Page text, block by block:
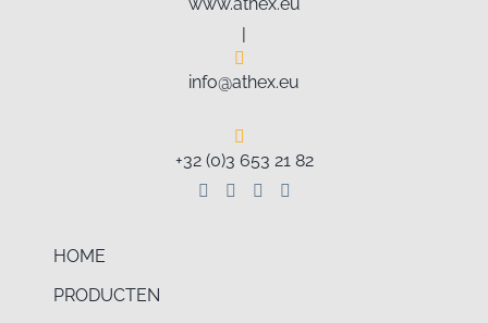
|
info@athex.eu
+32 (0)3 653 21 82
HOME
PRODUCTEN